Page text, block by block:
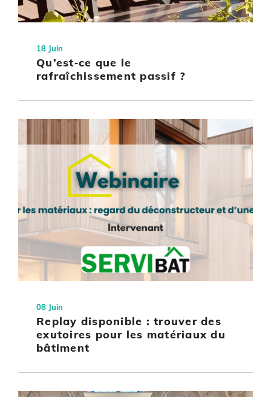
18 Juin
Qu’est‑ce que le
rafraîchissement passif ?
08 Juin
Replay disponible : trouver des
exutoires pour les matériaux du
bâtiment